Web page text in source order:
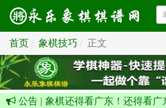
首页 象棋技巧 正文
公告 | 象棋还得看广东！还得看